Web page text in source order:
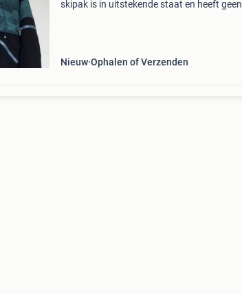
skipak is in uitstekende staat en heeft geen
Nieuw Ophalen of Verzenden